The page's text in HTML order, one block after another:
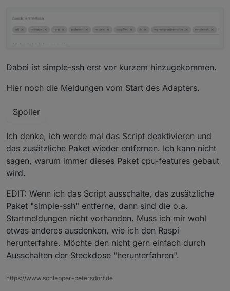
Dabei ist simple-ssh erst vor kurzem hinzugekommen.
Hier noch die Meldungen vom Start des Adapters.
Spoiler
Ich denke, ich werde mal das Script deaktivieren und
das zusätzliche Paket wieder entfernen. Ich kann nicht
sagen, warum immer dieses Paket cpu-features gebaut
wird.
EDIT: Wenn ich das Script ausschalte, das zusätzliche
Paket "simple-ssh" entferne, dann sind die o.a.
Startmeldungen nicht vorhanden. Muss ich mir wohl
etwas anderes ausdenken, wie ich den Raspi
herunterfahre. Möchte den nicht gern einfach durch
Ausschalten der Steckdose "herunterfahren".
https://www.schlepper-petersdorf.de